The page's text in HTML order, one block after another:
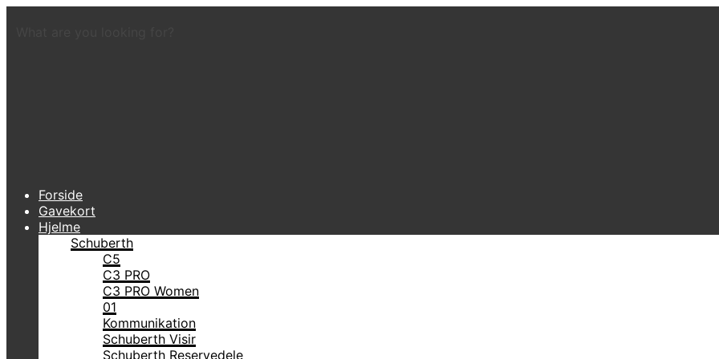
Forside
Gavekort
Hjelme
Schuberth
C5
C3 PRO
C3 PRO Women
01
Kommunikation
Schuberth Visir
Schuberth Reservedele